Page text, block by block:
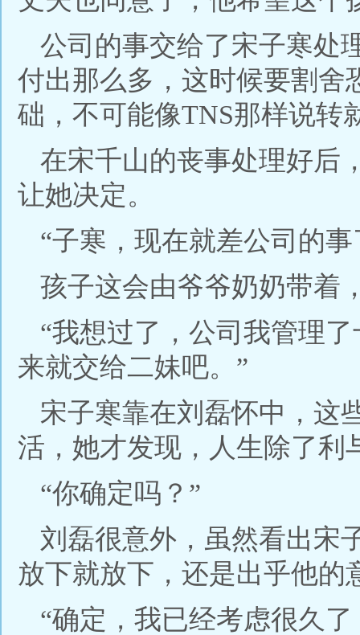
公司的事交给了宋子寒处
付出那么多，这时候要割舍
础，不可能像TNS那样说转
在宋千山的丧事处理好后
让她决定。
“子寒，现在就差公司的
孩子这会由爷爷奶奶带着
“我想过了，公司我管理
来就交给二妹吧。”
宋子寒靠在刘磊怀中，这
活，她才发现，人生除了利
“你确定吗？”
刘磊很意外，虽然看出宋
放下就放下，还是出乎他的
“确定，我已经考虑很久